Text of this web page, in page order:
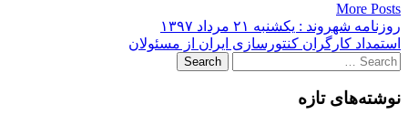
More Posts
Post
navigation
روزنامه شهروند : یکشنبه‌ ۲۱ مرداد ۱۳۹۷
استمداد کارگران کنتورسازی ایران از مسئولان
Search
for:
نوشته‌های تازه